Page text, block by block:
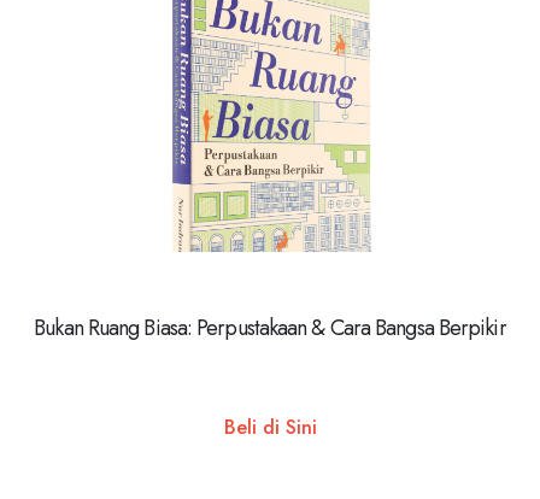
Bukan Ruang Biasa: Perpustakaan & Cara Bangsa Berpikir
Beli di Sini